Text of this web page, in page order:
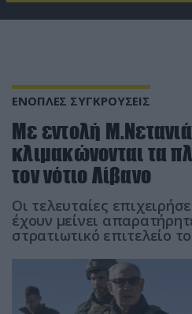
ΕΝΟΠΛΕΣ ΣΥΓΚΡΟΥΣΕΙΣ
Με εντολή
κλιμακώνονται τα
τον νότιο Λίβανο
Οι τελευταίες
έχουν μείνει
στρατιωτικό επιτελείο